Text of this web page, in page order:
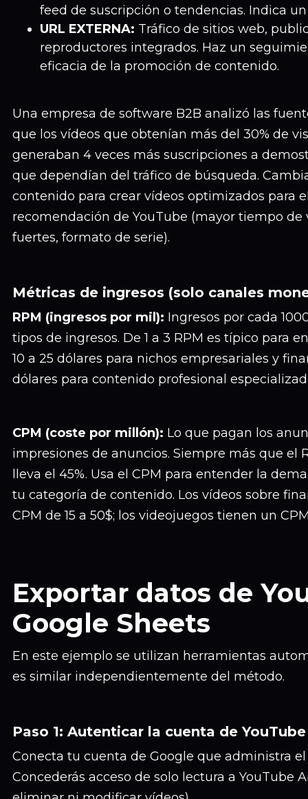
feed de suscripción o tendencias. Indica
URL EXTERNA: Tráfico de sitios web,
reproductores integrados. Haz un
eficacia de la promoción de contenido.
Una empresa de software B2B analizó las
que los vídeos que obtenían más del 30% de
generaban 4 veces más suscripciones a
que dependían del tráfico de búsqueda.
contenido para crear vídeos optimizados para
recomendación de YouTube (mayor tiempo de
fuertes, formato de serie).
Métricas de ingresos (solo canales
RPM (ingresos por mil): Ingresos por cada
tipos de ingresos. De 1 a 3 RPM es típico para
10 a 25 dólares para nichos empresariales y
dólares para contenido profesional
CPM (coste por millón): Lo que pagan los
impresiones de anuncios. Siempre más que el
lleva el 45%. Usa el CPM para entender la
tu categoría de contenido. Los vídeos sobre
CPM de 15 a 50$; los videojuegos tienen un
Exportar datos de
Google Sheets
En este ejemplo se utilizan herramientas
es similar independientemente del método.
Paso 1: Autenticar la cuenta de YouTube
Conecta tu cuenta de Google que administra el
Concederás acceso de solo lectura a YouTube